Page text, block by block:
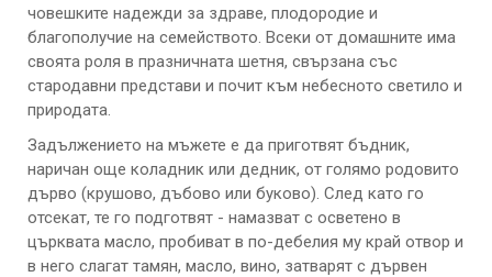
човешките надежди за здраве, плодородие и
благополучие на семейството. Всеки от домашните има
своята роля в празничната шетня, свързана със
стародавни представи и почит към небесното светило и
природата.
Задължението на мъжете е да приготвят бъдник,
наричан още коладник или дедник, от голямо родовито
дърво (крушово, дъбово или буково). След като го
отсекат, те го подготвят - намазват с осветено в
църквата масло, пробиват в по-дебелия му край отвор и
в него слагат тамян, масло, вино, затварят с дървен